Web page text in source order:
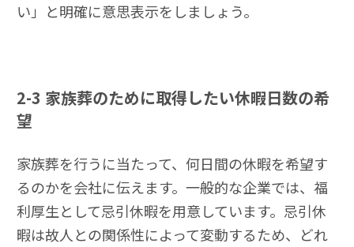
い」と明確に意思表示をしましょう。
2-3 家族葬のために取得したい休暇日数の希
望
家族葬を行うに当たって、何日間の休暇を希望す
るのかを会社に伝えます。一般的な企業では、福
利厚生として忌引休暇を用意しています。忌引休
暇は故人との関係性によって変動するため、どれ